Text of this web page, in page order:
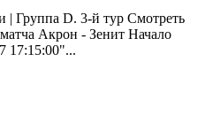
| Группа D. 3-й тур Смотреть
Акрон - Зенит Начало
17:15:00"...